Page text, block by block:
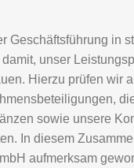
Geschäftsführung in
unser
Hierzu prüfen wir
sowie unsere
In diesem
aufmerksam